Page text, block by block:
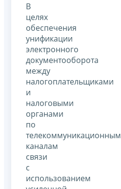
В
целях
обеспечения
унификации
электронного
документооборота
между
налогоплательщиками
и
налоговыми
органами
по
телекоммуникационным
каналам
связи
с
использованием